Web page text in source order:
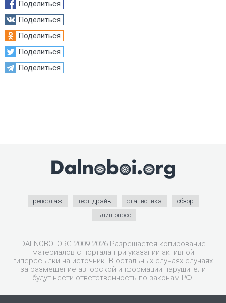
Поделиться
Поделиться
Поделиться
Поделиться
Поделиться
репортаж тест-драйв статистика
обзор
Блиц-опрос
DALNOBOI.ORG 2009-2026 Разрешается копирование
материалов с портала при указании активной
гиперссылки на источник. В остальных случаях случаях
за размещение авторской информации нарушители
будут нести ответственность по законам РФ.